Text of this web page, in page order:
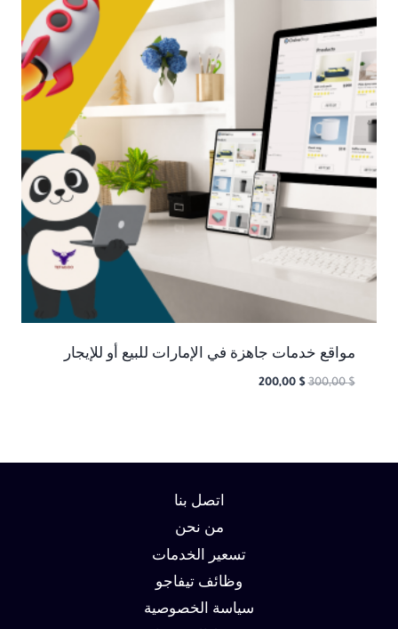
مواقع خدمات جاهزة في الإمارات للبيع أو للإيجار
300,00$
السعر
200,00 $
السعر
اتصل بنا
من نحن
تسعير الخدمات
وظائف تيفاجو
سياسة الخصوصية